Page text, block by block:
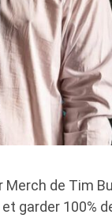
de Tim
garder 100%